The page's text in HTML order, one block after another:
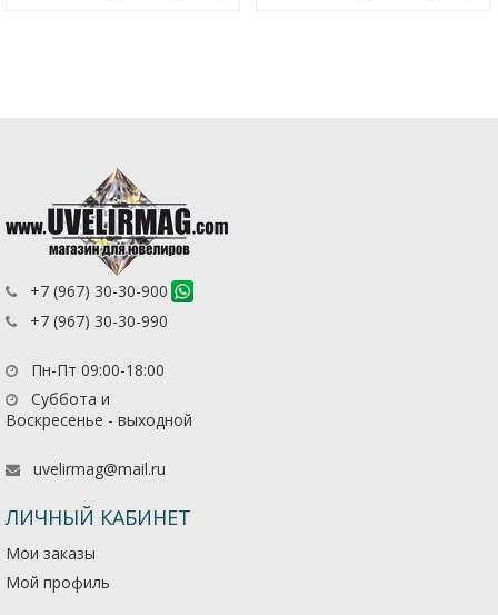
+7 (967) 30-30-900
+7 (967) 30-30-990
Пн-Пт 09:00-18:00
Суббота и
Воскресенье - выходной
uvelirmag@mail.ru
ЛИЧНЫЙ КАБИНЕТ
Мои заказы
Мой профиль